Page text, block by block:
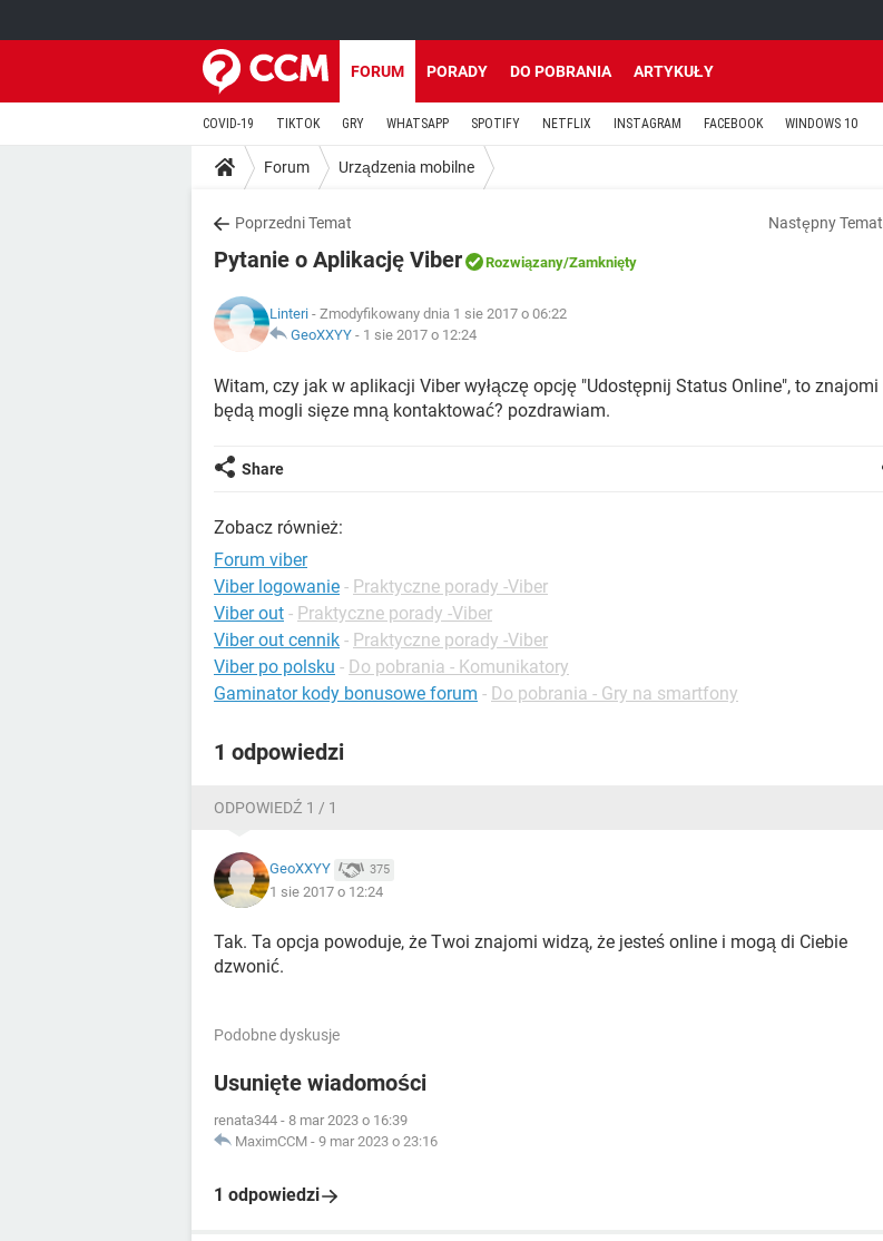
FORUM PORADY DO POBRANIA ARTYKUŁY
COVID-19 TIKTOK GRY WHATSAPP SPOTIFY NETFLIX INSTAGRAM FACEBOOK WINDOWS 10
Forum Urządzenia mobilne
Poprzedni Temat Następny Temat
Pytanie o Aplikację Viber Rozwiązany/Zamknięty
Linteri - Zmodyfikowany dnia 1 sie 2017 o 06:22
GeoXXYY - 1 sie 2017 o 12:24
Witam, czy jak w aplikacji Viber wyłączę opcję "Udostępnij Status Online", to znajomi
będą mogli sięze mną kontaktować? pozdrawiam.
Share
Zobacz również:
Forum viber
Viber logowanie - Praktyczne porady -Viber
Viber out - Praktyczne porady -Viber
Viber out cennik - Praktyczne porady -Viber
Viber po polsku - Do pobrania - Komunikatory
Gaminator kody bonusowe forum - Do pobrania - Gry na smartfony
1 odpowiedzi
ODPOWIEDŹ 1 / 1
GeoXXYY 375
1 sie 2017 o 12:24
Tak. Ta opcja powoduje, że Twoi znajomi widzą, że jesteś online i mogą di Ciebie
dzwonić.
Podobne dyskusje
Usunięte wiadomości
renata344 - 8 mar 2023 o 16:39
MaximCCM - 9 mar 2023 o 23:16
1 odpowiedzi